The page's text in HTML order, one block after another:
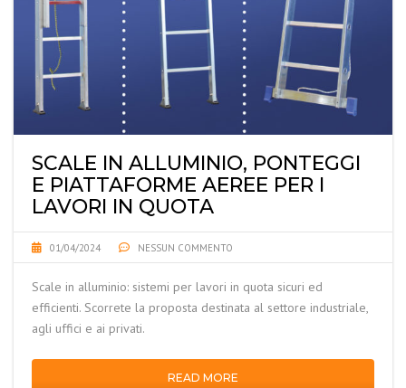
SCALE IN ALLUMINIO, PONTEGGI
E PIATTAFORME AEREE PER I
LAVORI IN QUOTA
01/04/2024 NESSUN COMMENTO
Scale in alluminio: sistemi per lavori in quota sicuri ed
efficienti. Scorrete la proposta destinata al settore industriale,
agli uffici e ai privati.
READ MORE